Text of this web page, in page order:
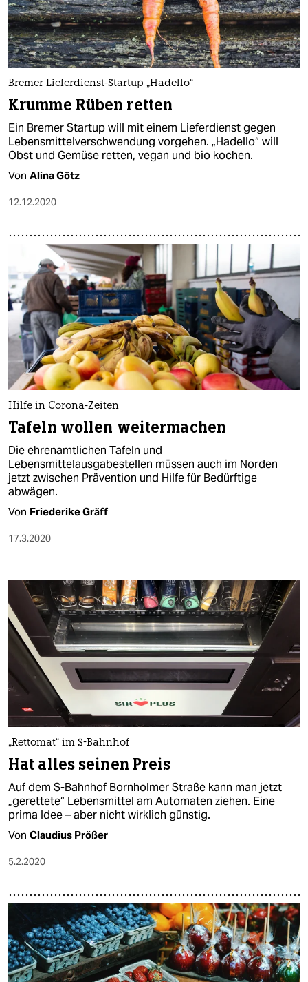
Bremer Lieferdienst-Startup „Hadello“
Krumme Rüben retten
Ein Bremer Startup will mit einem Lieferdienst gegen
Lebensmittelverschwendung vorgehen. „Hadello“ will
Obst und Gemüse retten, vegan und bio kochen.
Von Alina Götz
12.12.2020
Hilfe in Corona-Zeiten
Tafeln wollen weitermachen
Die ehrenamtlichen Tafeln und
Lebensmittelausgabestellen müssen auch im Norden
jetzt zwischen Prävention und Hilfe für Bedürftige
abwägen.
Von Friederike Gräff
17.3.2020
„Rettomat“ im S-Bahnhof
Hat alles seinen Preis
Auf dem S-Bahnhof Bornholmer Straße kann man jetzt
„gerettete“ Lebensmittel am Automaten ziehen. Eine
prima Idee – aber nicht wirklich günstig.
Von Claudius Prößer
5.2.2020